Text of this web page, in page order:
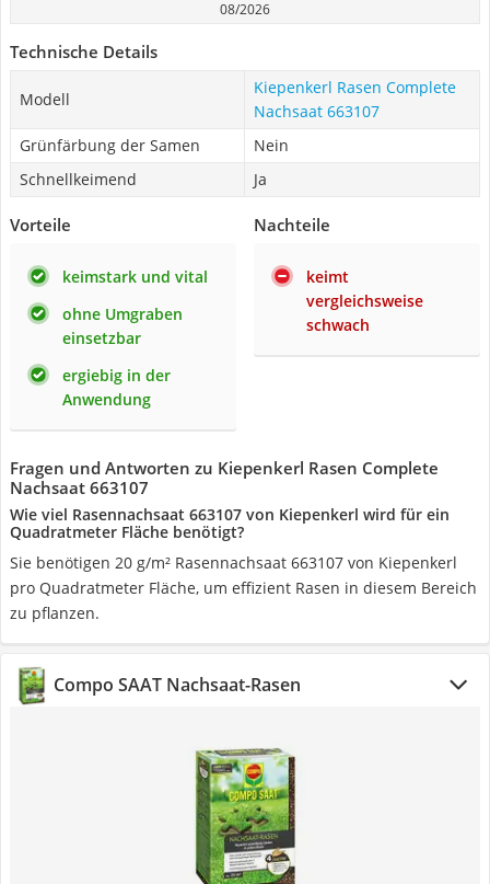
08/2026
Technische Details
Modell
Kiepenkerl Rasen Complete
Nachsaat 663107
Grünfärbung der Samen
Nein
Schnellkeimend
Ja
Vorteile
keimstark und vital
ohne Umgraben
einsetzbar
ergiebig in der
Anwendung
Nachteile
keimt
vergleichsweise
schwach
Fragen und Antworten zu Kiepenkerl Rasen Complete
Nachsaat 663107
Wie viel Rasennachsaat 663107 von Kiepenkerl wird für ein
Quadratmeter Fläche benötigt?
Sie benötigen 20 g/m² Rasennachsaat 663107 von Kiepenkerl
pro Quadratmeter Fläche, um effizient Rasen in diesem Bereich
zu pflanzen.
Compo SAAT Nachsaat-Rasen